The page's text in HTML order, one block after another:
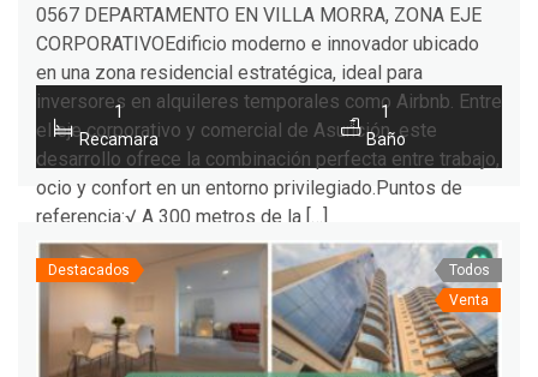
0567 DEPARTAMENTO EN VILLA MORRA, ZONA EJE
CORPORATIVOEdificio moderno e innovador ubicado
en una zona residencial estratégica, ideal para
inversores en alquileres temporales como Airbnb. Entre
el eje corporativo y comercial de Asunción, este
desarrollo ofrece la combinación perfecta entre trabajo,
ocio y confort en un entorno privilegiado.Puntos de
referencia:√ A 300 metros de la […]
1
Recamara
1
Baño
Destacados
Todos
Venta